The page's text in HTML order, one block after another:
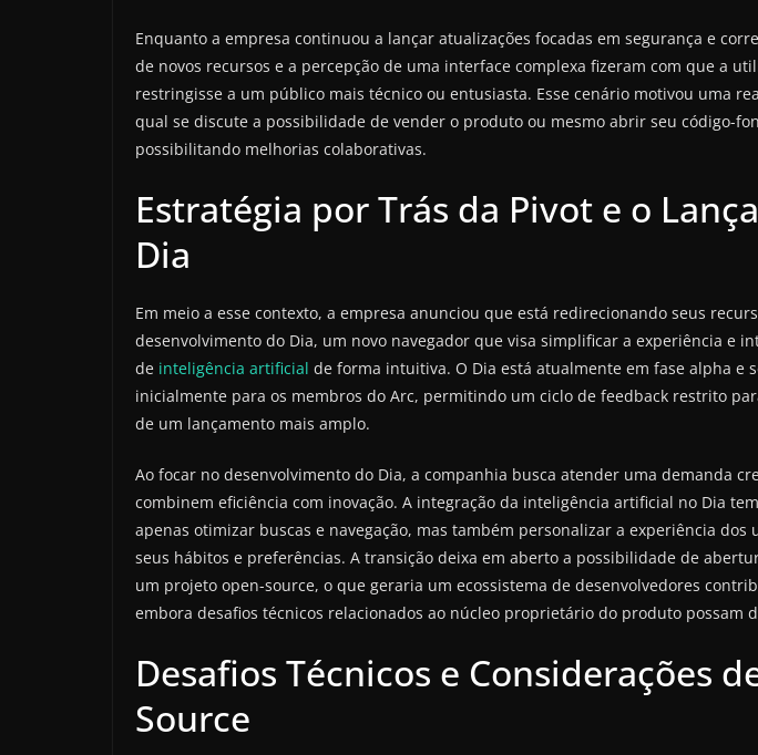
Enquanto a empresa continuou a lançar atualizações focadas em segurança e
de novos recursos e a percepção de uma interface complexa fizeram com que a
restringisse a um público mais técnico ou entusiasta. Esse cenário motivou uma
qual se discute a possibilidade de vender o produto ou mesmo abrir seu código-
possibilitando melhorias colaborativas.
Estratégia por Trás da Pivot e o
Dia
Em meio a esse contexto, a empresa anunciou que está redirecionando seus
desenvolvimento do Dia, um novo navegador que visa simplificar a experiência e
de inteligência artificial de forma intuitiva. O Dia está atualmente em fase alpha e
inicialmente para os membros do Arc, permitindo um ciclo de feedback restrito
de um lançamento mais amplo.
Ao focar no desenvolvimento do Dia, a companhia busca atender uma demanda
combinem eficiência com inovação. A integração da inteligência artificial no Dia
apenas otimizar buscas e navegação, mas também personalizar a experiência dos
seus hábitos e preferências. A transição deixa em aberto a possibilidade de
um projeto open-source, o que geraria um ecossistema de desenvolvedores
embora desafios técnicos relacionados ao núcleo proprietário do produto possam
Desafios Técnicos e Considerações
Source